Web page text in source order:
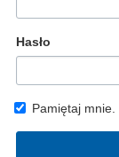
Hasło
Pamiętaj mnie.